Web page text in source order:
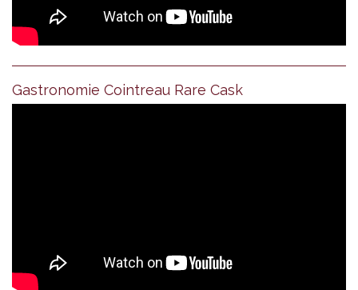
Gastronomie Cointreau Rare Cask